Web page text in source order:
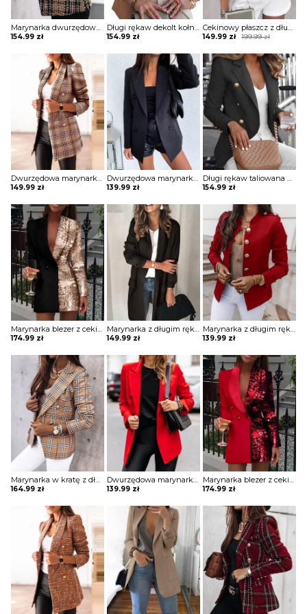
Marynarka dwurzędowy blezer kurtka Kyle
154.99 zł
Długi rękaw dekolt kołnierzyk klapy guziki zapinana jednolita dopasowana elegancka dłuższa marynarka Audrye
154.99 zł
Cekinowy płaszcz z długim rękawem i odkrytym przodem kurtka Deborah
199.99zł
Original
was:
199.99 zł.
149.99 zł
Current
is:
149.99 zł.
Dwurzędowa marynarka w kratę z wyciętym dekoltem kurtka Jayna
149.99 zł
Dwurzędowa marynarka z długim rękawem i solidnym wykończeniem kurtka Katherina
139.99 zł
Długi rękaw taliowana guziki jednolita bez wzoru elegancka do pracy marynarka Dedda
154.99 zł
Marynarka blezer z cekinami colorblock długim rękawem Ghida
174.99 zł
Marynarka z długim rękawem solidnymi kieszeniami kurtka Persis
149.99 zł
Marynarka z długim rękawem guzikami kurtka Darin
139.99 zł
Marynarka w kratę z długim rękawem kurtka Folla
164.99 zł
Dwurzędowa marynarka z długim rękawem i solidnym wykończeniem kurtka Katherina
139.99 zł
Marynarka blezer z cekinami colorblock długim rękawem Ghida
174.99 zł